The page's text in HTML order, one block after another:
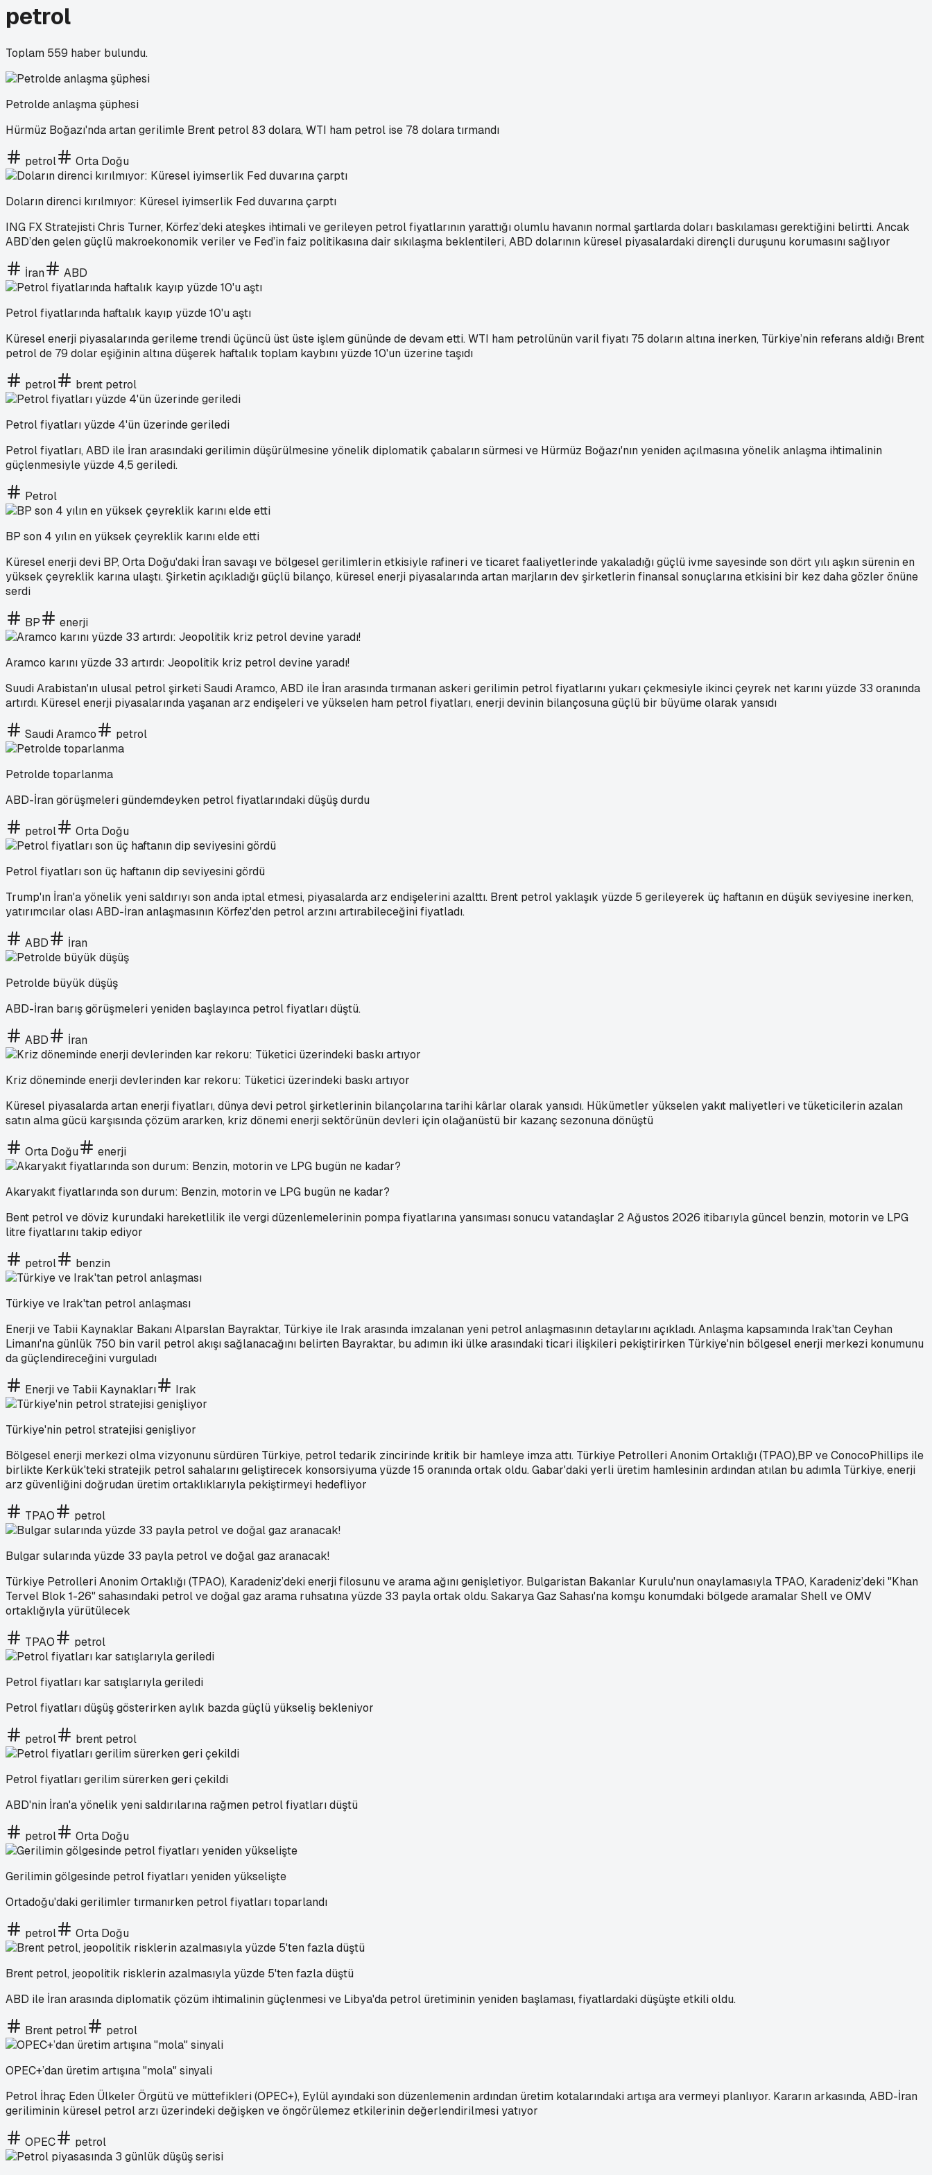
petrol
Toplam 559 haber bulundu.
Petrolde anlaşma şüphesi
Hürmüz Boğazı'nda artan gerilimle Brent petrol 83 dolara, WTI ham petrol ise 78 dolara tırmandı
petrol Orta Doğu
Doların direnci kırılmıyor: Küresel iyimserlik Fed duvarına çarptı
ING FX Stratejisti Chris Turner, Körfez’deki ateşkes ihtimali ve gerileyen petrol fiyatlarının yarattığı olumlu havanın normal şartlarda doları baskılaması gerektiğini belirtti. Ancak
ABD’den gelen güçlü makroekonomik veriler ve Fed’in faiz politikasına dair sıkılaşma beklentileri, ABD dolarının küresel piyasalardaki dirençli duruşunu korumasını sağlıyor
İran ABD
Petrol fiyatlarında haftalık kayıp yüzde 10'u aştı
Küresel enerji piyasalarında gerileme trendi üçüncü üst üste işlem gününde de devam etti. WTI ham petrolünün varil fiyatı 75 doların altına inerken, Türkiye’nin referans aldığı Brent
petrol de 79 dolar eşiğinin altına düşerek haftalık toplam kaybını yüzde 10'un üzerine taşıdı
petrol brent petrol
Petrol fiyatları yüzde 4'ün üzerinde geriledi
Petrol fiyatları, ABD ile İran arasındaki gerilimin düşürülmesine yönelik diplomatik çabaların sürmesi ve Hürmüz Boğazı'nın yeniden açılmasına yönelik anlaşma ihtimalinin
güçlenmesiyle yüzde 4,5 geriledi.
Petrol
BP son 4 yılın en yüksek çeyreklik karını elde etti
Küresel enerji devi BP, Orta Doğu'daki İran savaşı ve bölgesel gerilimlerin etkisiyle rafineri ve ticaret faaliyetlerinde yakaladığı güçlü ivme sayesinde son dört yılı aşkın sürenin en
yüksek çeyreklik karına ulaştı. Şirketin açıkladığı güçlü bilanço, küresel enerji piyasalarında artan marjların dev şirketlerin finansal sonuçlarına etkisini bir kez daha gözler önüne
serdi
BP enerji
Aramco karını yüzde 33 artırdı: Jeopolitik kriz petrol devine yaradı!
Suudi Arabistan'ın ulusal petrol şirketi Saudi Aramco, ABD ile İran arasında tırmanan askeri gerilimin petrol fiyatlarını yukarı çekmesiyle ikinci çeyrek net karını yüzde 33 oranında
artırdı. Küresel enerji piyasalarında yaşanan arz endişeleri ve yükselen ham petrol fiyatları, enerji devinin bilançosuna güçlü bir büyüme olarak yansıdı
Saudi Aramco petrol
Petrolde toparlanma
ABD-İran görüşmeleri gündemdeyken petrol fiyatlarındaki düşüş durdu
petrol Orta Doğu
Petrol fiyatları son üç haftanın dip seviyesini gördü
Trump'ın İran'a yönelik yeni saldırıyı son anda iptal etmesi, piyasalarda arz endişelerini azalttı. Brent petrol yaklaşık yüzde 5 gerileyerek üç haftanın en düşük seviyesine inerken,
yatırımcılar olası ABD-İran anlaşmasının Körfez'den petrol arzını artırabileceğini fiyatladı.
ABD İran
Petrolde büyük düşüş
ABD-İran barış görüşmeleri yeniden başlayınca petrol fiyatları düştü.
ABD İran
Kriz döneminde enerji devlerinden kar rekoru: Tüketici üzerindeki baskı artıyor
Küresel piyasalarda artan enerji fiyatları, dünya devi petrol şirketlerinin bilançolarına tarihi kârlar olarak yansıdı. Hükümetler yükselen yakıt maliyetleri ve tüketicilerin azalan
satın alma gücü karşısında çözüm ararken, kriz dönemi enerji sektörünün devleri için olağanüstü bir kazanç sezonuna dönüştü
Orta Doğu enerji
Akaryakıt fiyatlarında son durum: Benzin, motorin ve LPG bugün ne kadar?
Bent petrol ve döviz kurundaki hareketlilik ile vergi düzenlemelerinin pompa fiyatlarına yansıması sonucu vatandaşlar 2 Ağustos 2026 itibarıyla güncel benzin, motorin ve LPG
litre fiyatlarını takip ediyor
petrol benzin
Türkiye ve Irak'tan petrol anlaşması
Enerji ve Tabii Kaynaklar Bakanı Alparslan Bayraktar, Türkiye ile Irak arasında imzalanan yeni petrol anlaşmasının detaylarını açıkladı. Anlaşma kapsamında Irak'tan Ceyhan
Limanı'na günlük 750 bin varil petrol akışı sağlanacağını belirten Bayraktar, bu adımın iki ülke arasındaki ticari ilişkileri pekiştirirken Türkiye'nin bölgesel enerji merkezi konumunu
da güçlendireceğini vurguladı
Enerji ve Tabii Kaynakları Irak
Türkiye'nin petrol stratejisi genişliyor
Bölgesel enerji merkezi olma vizyonunu sürdüren Türkiye, petrol tedarik zincirinde kritik bir hamleye imza attı. Türkiye Petrolleri Anonim Ortaklığı (TPAO),BP ve ConocoPhillips ile
birlikte Kerkük'teki stratejik petrol sahalarını geliştirecek konsorsiyuma yüzde 15 oranında ortak oldu. Gabar'daki yerli üretim hamlesinin ardından atılan bu adımla Türkiye, enerji
arz güvenliğini doğrudan üretim ortaklıklarıyla pekiştirmeyi hedefliyor
TPAO petrol
Bulgar sularında yüzde 33 payla petrol ve doğal gaz aranacak!
Türkiye Petrolleri Anonim Ortaklığı (TPAO), Karadeniz’deki enerji filosunu ve arama ağını genişletiyor. Bulgaristan Bakanlar Kurulu'nun onaylamasıyla TPAO, Karadeniz’deki "Khan
Tervel Blok 1-26" sahasındaki petrol ve doğal gaz arama ruhsatına yüzde 33 payla ortak oldu. Sakarya Gaz Sahası'na komşu konumdaki bölgede aramalar Shell ve OMV
ortaklığıyla yürütülecek
TPAO petrol
Petrol fiyatları kar satışlarıyla geriledi
Petrol fiyatları düşüş gösterirken aylık bazda güçlü yükseliş bekleniyor
petrol brent petrol
Petrol fiyatları gerilim sürerken geri çekildi
ABD'nin İran'a yönelik yeni saldırılarına rağmen petrol fiyatları düştü
petrol Orta Doğu
Gerilimin gölgesinde petrol fiyatları yeniden yükselişte
Ortadoğu'daki gerilimler tırmanırken petrol fiyatları toparlandı
petrol Orta Doğu
Brent petrol, jeopolitik risklerin azalmasıyla yüzde 5'ten fazla düştü
ABD ile İran arasında diplomatik çözüm ihtimalinin güçlenmesi ve Libya'da petrol üretiminin yeniden başlaması, fiyatlardaki düşüşte etkili oldu.
Brent petrol petrol
OPEC+’dan üretim artışına "mola" sinyali
Petrol İhraç Eden Ülkeler Örgütü ve müttefikleri (OPEC+), Eylül ayındaki son düzenlemenin ardından üretim kotalarındaki artışa ara vermeyi planlıyor. Kararın arkasında, ABD-İran
geriliminin küresel petrol arzı üzerindeki değişken ve öngörülemez etkilerinin değerlendirilmesi yatıyor
OPEC petrol